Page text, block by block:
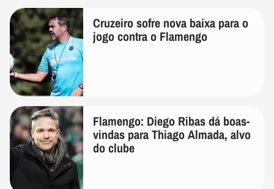
Cruzeiro sofre nova baixa para o
jogo contra o Flamengo
Flamengo: Diego Ribas dá boas-
vindas para Thiago Almada, alvo
do clube